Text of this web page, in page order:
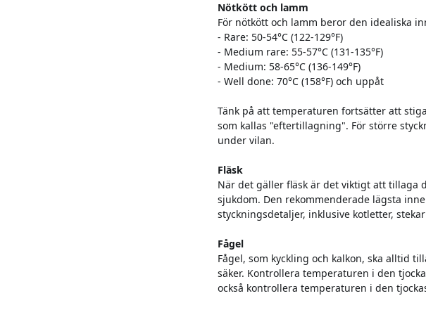
Nötkött och lamm
För nötkött och lamm beror den idealiska
- Rare: 50-54°C (122-129°F)
- Medium rare: 55-57°C (131-135°F)
- Medium: 58-65°C (136-149°F)
- Well done: 70°C (158°F) och uppåt
Tänk på att temperaturen fortsätter att
som kallas "eftertillagning". För större
under vilan.
Fläsk
När det gäller fläsk är det viktigt att
sjukdom. Den rekommenderade lägsta
styckningsdetaljer, inklusive kotletter,
Fågel
Fågel, som kyckling och kalkon, ska alltid
säker. Kontrollera temperaturen i den
också kontrollera temperaturen i den